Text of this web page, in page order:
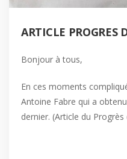
ARTICLE PROGRES
Bonjour à tous,
En ces moments
Antoine Fabre qui a
dernier. (Article du